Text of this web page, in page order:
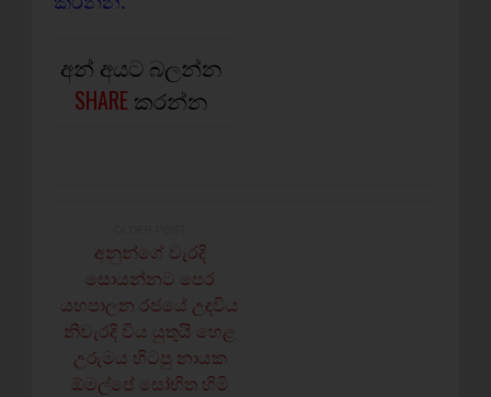
අන් අයට බලන්න
SHARE කරන්න
අනුන්ගේ වැරදි
සොයන්නට පෙර
යහපාලන රජයේ උදවිය
නිවැරදි විය යුතුයි හෙළ
උරුමය හිටපු නායක
ඕමල්පේ සෝභිත හිමි